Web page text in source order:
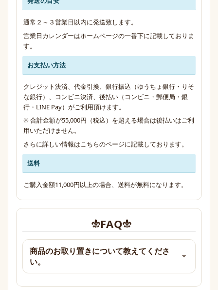
発送・お支払い・送料のご案内
通常２～３営業日以内に発送致します。
営業日カレンダーはホームページの一番下に記載しておりま
す。
お支払い方法
クレジット決済、代金引換、銀行振込（ゆうちょ銀行・りそ
な銀行）、コンビニ決済、後払い（コンビニ・郵便局・銀
行・LINE Pay）がご利用頂けます。
※ 合計金額が55,000円（税込）を超える場合は後払いはご利
用いただけません。
さらに詳しい情報は こちらのページに記載しております。
送料
ご購入金額11,000円以上の場合、送料が無料になります。
FAQ
商品のお取り置きについて教えてくださ
い。